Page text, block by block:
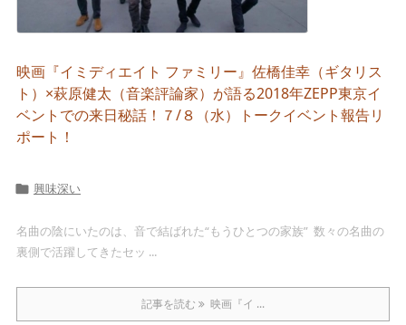
映画『イミディエイト ファミリー』佐橋佳幸（ギタリス
ト）×萩原健太（音楽評論家）が語る2018年ZEPP東京イ
ベントでの来日秘話！７/８（水）トークイベント報告リ
ポート！
 興味深い
名曲の陰にいたのは、音で結ばれた“もうひとつの家族” 数々の名曲の
裏側で活躍してきたセッ ...
記事を読む 映画『イ ...